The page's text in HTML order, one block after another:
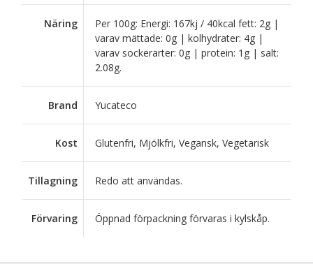
Näring
Per 100g: Energi: 167kj / 40kcal fett: 2g |
varav mättade: 0g | kolhydrater: 4g |
varav sockerarter: 0g | protein: 1g | salt:
2.08g.
Brand Yucateco
Kost Glutenfri, Mjölkfri, Vegansk, Vegetarisk
Tillagning Redo att användas.
Förvaring Öppnad förpackning förvaras i kylskåp.